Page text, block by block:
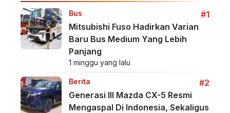
Bus
#1
Mitsubishi Fuso Hadirkan Varian
Baru Bus Medium Yang Lebih
Panjang
1 minggu yang lalu
Berita
#2
Generasi III Mazda CX-5 Resmi
Mengaspal Di Indonesia, Sekaligus